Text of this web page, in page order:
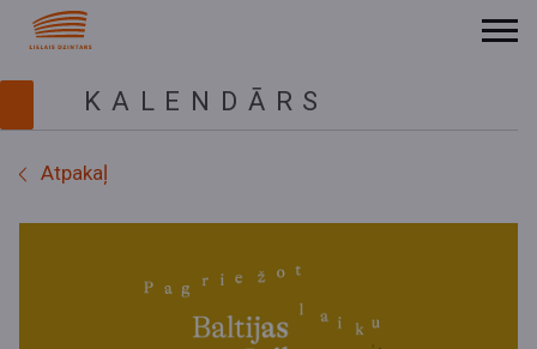
KALENDĀRS
Atpakaļ